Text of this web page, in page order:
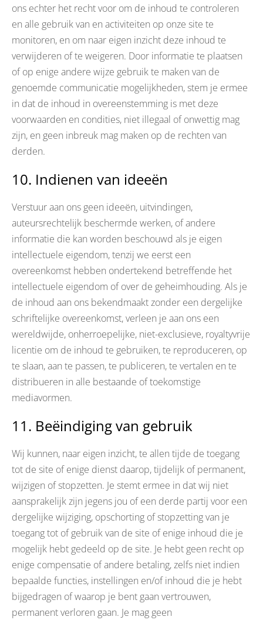
ons echter het recht voor om de inhoud te controleren
en alle gebruik van en activiteiten op onze site te
monitoren, en om naar eigen inzicht deze inhoud te
verwijderen of te weigeren. Door informatie te plaatsen
of op enige andere wijze gebruik te maken van de
genoemde communicatie mogelijkheden, stem je ermee
in dat de inhoud in overeenstemming is met deze
voorwaarden en condities, niet illegaal of onwettig mag
zijn, en geen inbreuk mag maken op de rechten van
derden.
10. Indienen van ideeën
Verstuur aan ons geen ideeën, uitvindingen,
auteursrechtelijk beschermde werken, of andere
informatie die kan worden beschouwd als je eigen
intellectuele eigendom, tenzij we eerst een
overeenkomst hebben ondertekend betreffende het
intellectuele eigendom of over de geheimhouding. Als je
de inhoud aan ons bekendmaakt zonder een dergelijke
schriftelijke overeenkomst, verleen je aan ons een
wereldwijde, onherroepelijke, niet-exclusieve, royaltyvrije
licentie om de inhoud te gebruiken, te reproduceren, op
te slaan, aan te passen, te publiceren, te vertalen en te
distribueren in alle bestaande of toekomstige
mediavormen.
11. Beëindiging van gebruik
Wij kunnen, naar eigen inzicht, te allen tijde de toegang
tot de site of enige dienst daarop, tijdelijk of permanent,
wijzigen of stopzetten. Je stemt ermee in dat wij niet
aansprakelijk zijn jegens jou of een derde partij voor een
dergelijke wijziging, opschorting of stopzetting van je
toegang tot of gebruik van de site of enige inhoud die je
mogelijk hebt gedeeld op de site. Je hebt geen recht op
enige compensatie of andere betaling, zelfs niet indien
bepaalde functies, instellingen en/of inhoud die je hebt
bijgedragen of waarop je bent gaan vertrouwen,
permanent verloren gaan. Je mag geen